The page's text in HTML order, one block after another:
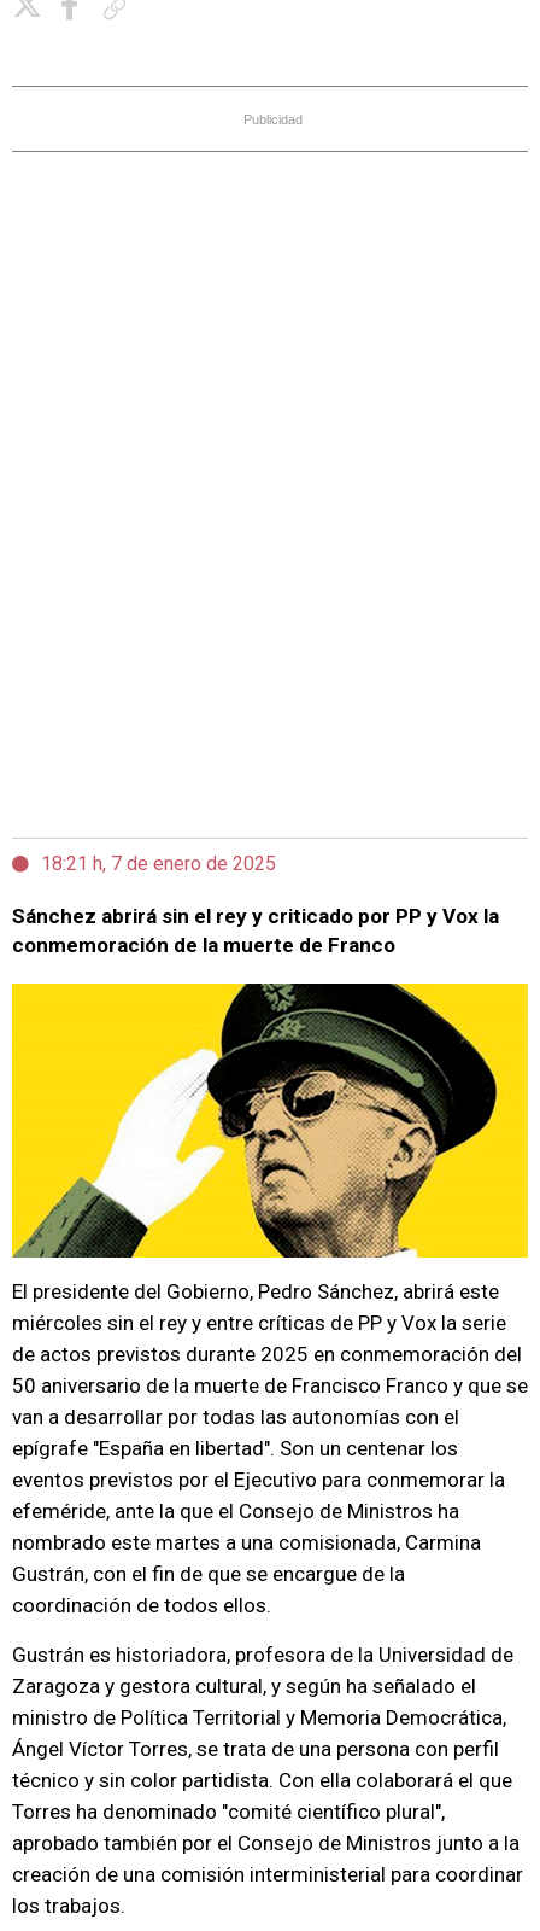
Publicidad
18:21 h, 7 de enero de 2025
Sánchez abrirá sin el rey y criticado por PP y Vox la
conmemoración de la muerte de Franco
El presidente del Gobierno, Pedro Sánchez, abrirá este
miércoles sin el rey y entre críticas de PP y Vox la serie
de actos previstos durante 2025 en conmemoración del
50 aniversario de la muerte de Francisco Franco y que se
van a desarrollar por todas las autonomías con el
epígrafe "España en libertad". Son un centenar los
eventos previstos por el Ejecutivo para conmemorar la
efeméride, ante la que el Consejo de Ministros ha
nombrado este martes a una comisionada, Carmina
Gustrán, con el fin de que se encargue de la
coordinación de todos ellos.
Gustrán es historiadora, profesora de la Universidad de
Zaragoza y gestora cultural, y según ha señalado el
ministro de Política Territorial y Memoria Democrática,
Ángel Víctor Torres, se trata de una persona con perfil
técnico y sin color partidista. Con ella colaborará el que
Torres ha denominado "comité científico plural",
aprobado también por el Consejo de Ministros junto a la
creación de una comisión interministerial para coordinar
los trabajos.